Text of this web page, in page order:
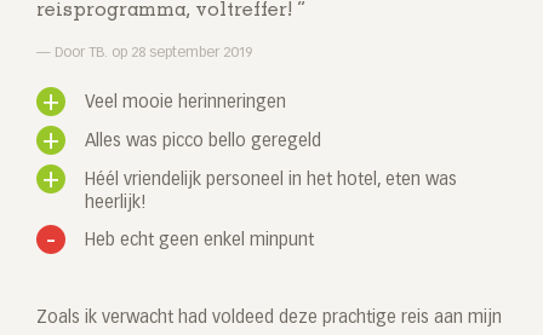
reisprogramma, voltreffer!
Door TB. op 28 september 2019
Veel mooie herinneringen
Alles was picco bello geregeld
Héél vriendelijk personeel in het hotel, eten was
heerlijk!
Heb echt geen enkel minpunt
Zoals ik verwacht had voldeed deze prachtige reis aan mijn